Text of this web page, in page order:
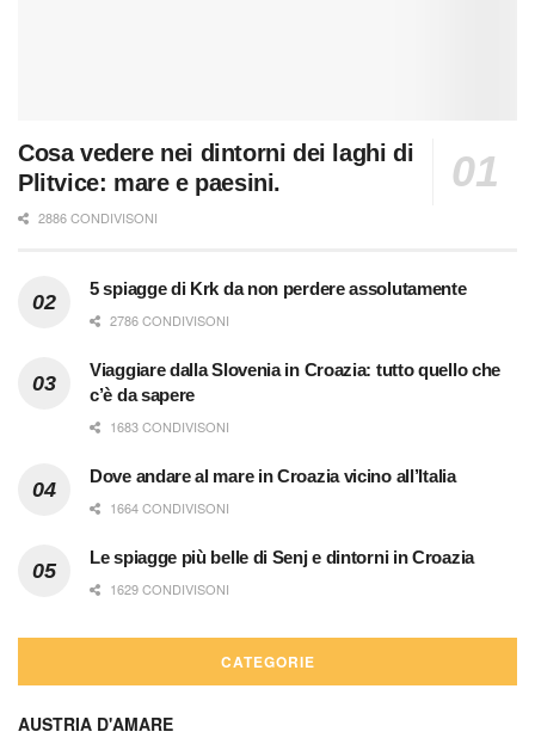
Cosa vedere nei dintorni dei laghi di
Plitvice: mare e paesini.
2886 CONDIVISONI
5 spiagge di Krk da non perdere assolutamente
2786 CONDIVISONI
Viaggiare dalla Slovenia in Croazia: tutto quello che
c’è da sapere
1683 CONDIVISONI
Dove andare al mare in Croazia vicino all’Italia
1664 CONDIVISONI
Le spiagge più belle di Senj e dintorni in Croazia
1629 CONDIVISONI
CATEGORIE
AUSTRIA D'AMARE